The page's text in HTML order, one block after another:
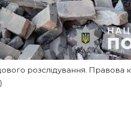
розслідування. Правова